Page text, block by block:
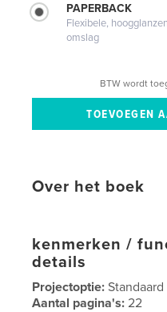
PAPERBACK
Flexibele,
omslag
BTW wordt
Over het boek
kenmerken /
details
Projectoptie:
Aantal pagina's:22